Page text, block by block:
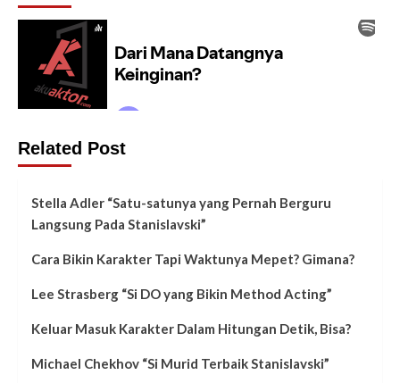
Related Post
Stella Adler “Satu-satunya yang Pernah Berguru
Langsung Pada Stanislavski”
Cara Bikin Karakter Tapi Waktunya Mepet? Gimana?
Lee Strasberg “Si DO yang Bikin Method Acting”
Keluar Masuk Karakter Dalam Hitungan Detik, Bisa?
Michael Chekhov “Si Murid Terbaik Stanislavski”